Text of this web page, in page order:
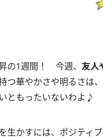
の1週間！ 今週、 友人
つ華やかさや明るさは
ともったいないわよ♪
生かすには、ポジティブ